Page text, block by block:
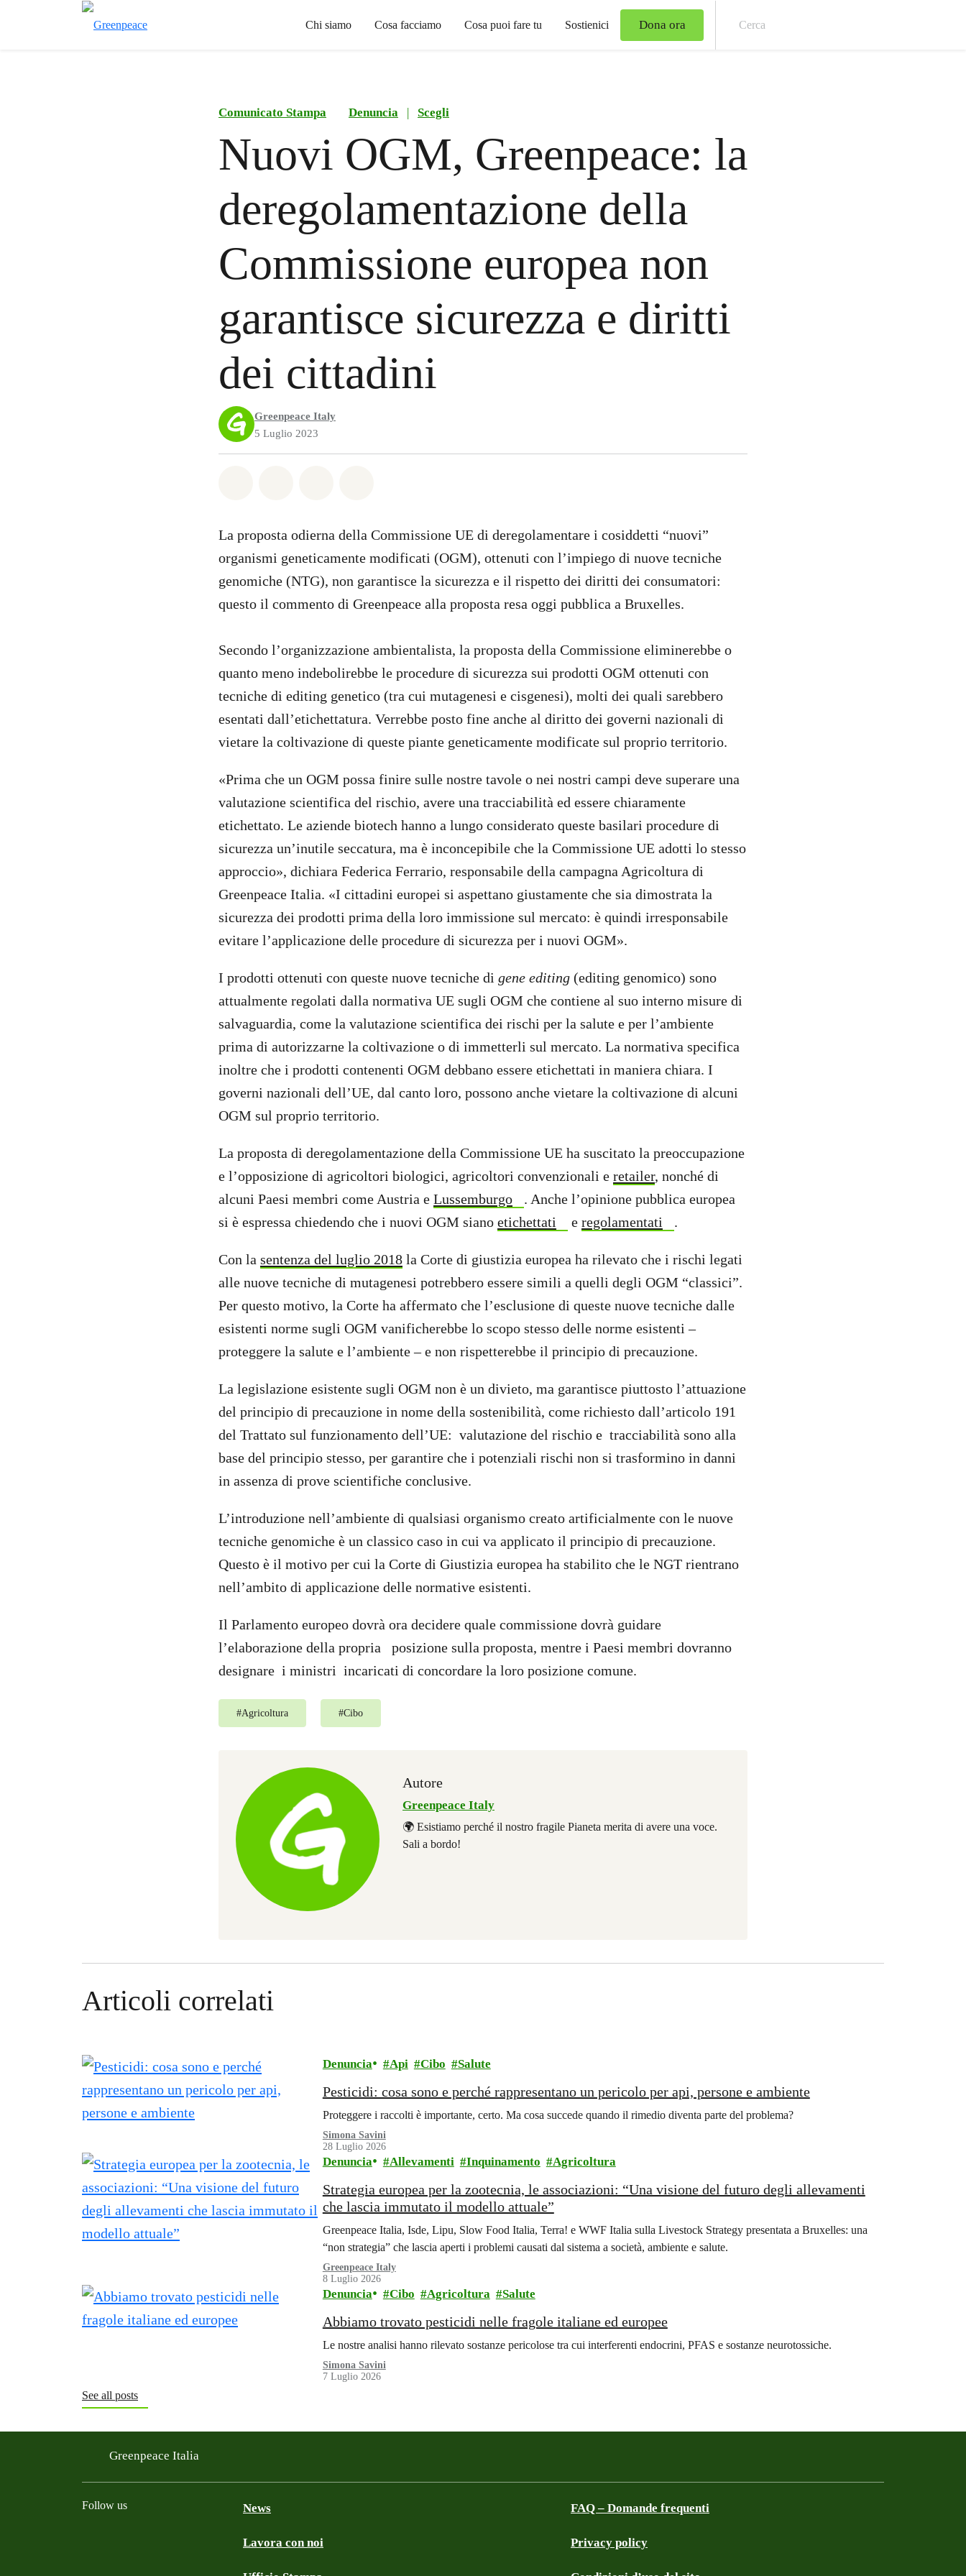
Chi siamo Cosa facciamo Cosa puoi fare tu Sostienici Dona ora
Comunicato Stampa Denuncia | Scegli
Nuovi OGM, Greenpeace: la
deregolamentazione della
Commissione europea non
garantisce sicurezza e diritti
dei cittadini
Greenpeace Italy
5 Luglio 2023
La proposta odierna della Commissione UE di deregolamentare i cosiddetti “nuovi”
organismi geneticamente modificati (OGM), ottenuti con l’impiego di nuove tecniche
genomiche (NTG), non garantisce la sicurezza e il rispetto dei diritti dei consumatori:
questo il commento di Greenpeace alla proposta resa oggi pubblica a Bruxelles.
Secondo l’organizzazione ambientalista, la proposta della Commissione eliminerebbe o
quanto meno indebolirebbe le procedure di sicurezza sui prodotti OGM ottenuti con
tecniche di editing genetico (tra cui mutagenesi e cisgenesi), molti dei quali sarebbero
esentati dall’etichettatura. Verrebbe posto fine anche al diritto dei governi nazionali di
vietare la coltivazione di queste piante geneticamente modificate sul proprio territorio.
«Prima che un OGM possa finire sulle nostre tavole o nei nostri campi deve superare una
valutazione scientifica del rischio, avere una tracciabilità ed essere chiaramente
etichettato. Le aziende biotech hanno a lungo considerato queste basilari procedure di
sicurezza un’inutile seccatura, ma è inconcepibile che la Commissione UE adotti lo stesso
approccio», dichiara Federica Ferrario, responsabile della campagna Agricoltura di
Greenpeace Italia. «I cittadini europei si aspettano giustamente che sia dimostrata la
sicurezza dei prodotti prima della loro immissione sul mercato: è quindi irresponsabile
evitare l’applicazione delle procedure di sicurezza per i nuovi OGM».
I prodotti ottenuti con queste nuove tecniche di gene editing (editing genomico) sono
attualmente regolati dalla normativa UE sugli OGM che contiene al suo interno misure di
salvaguardia, come la valutazione scientifica dei rischi per la salute e per l’ambiente
prima di autorizzarne la coltivazione o di immetterli sul mercato. La normativa specifica
inoltre che i prodotti contenenti OGM debbano essere etichettati in maniera chiara. I
governi nazionali dell’UE, dal canto loro, possono anche vietare la coltivazione di alcuni
OGM sul proprio territorio.
La proposta di deregolamentazione della Commissione UE ha suscitato la preoccupazione
e l’opposizione di agricoltori biologici, agricoltori convenzionali e retailer, nonché di
alcuni Paesi membri come Austria e Lussemburgo
. Anche l’opinione pubblica europea
si è espressa chiedendo che i nuovi OGM siano etichettati e regolamentati .
Con la sentenza del luglio 2018 la Corte di giustizia europea ha rilevato che i rischi legati
alle nuove tecniche di mutagenesi potrebbero essere simili a quelli degli OGM “classici”.
Per questo motivo, la Corte ha affermato che l’esclusione di queste nuove tecniche dalle
esistenti norme sugli OGM vanificherebbe lo scopo stesso delle norme esistenti –
proteggere la salute e l’ambiente – e non rispetterebbe il principio di precauzione.
La legislazione esistente sugli OGM non è un divieto, ma garantisce piuttosto l’attuazione
del principio di precauzione in nome della sostenibilità, come richiesto dall’articolo 191
del Trattato sul funzionamento dell’UE: valutazione del rischio e tracciabilità sono alla
base del principio stesso, per garantire che i potenziali rischi non si trasformino in danni
in assenza di prove scientifiche conclusive.
L’introduzione nell’ambiente di qualsiasi organismo creato artificialmente con le nuove
tecniche genomiche è un classico caso in cui va applicato il principio di precauzione.
Questo è il motivo per cui la Corte di Giustizia europea ha stabilito che le NGT rientrano
nell’ambito di applicazione delle normative esistenti.
Il Parlamento europeo dovrà ora decidere quale commissione dovrà guidare
l’elaborazione della propria posizione sulla proposta, mentre i Paesi membri dovranno
designare i ministri incaricati di concordare la loro posizione comune.
#Agricoltura #Cibo
Autore
Greenpeace Italy
🌍 Esistiamo perché il nostro fragile Pianeta merita di avere una voce.
Sali a bordo!
Articoli correlati
Denuncia Api Cibo Salute
Pesticidi: cosa sono e perché rappresentano un pericolo per api, persone e ambiente
Proteggere i raccolti è importante, certo. Ma cosa succede quando il rimedio diventa parte del problema?
Simona Savini
28 Luglio 2026
Denuncia Allevamenti Inquinamento Agricoltura
Strategia europea per la zootecnia, le associazioni: “Una visione del futuro degli allevamenti
che lascia immutato il modello attuale”
Greenpeace Italia, Isde, Lipu, Slow Food Italia, Terra! e WWF Italia sulla Livestock Strategy presentata a Bruxelles: una
“non strategia” che lascia aperti i problemi causati dal sistema a società, ambiente e salute.
Greenpeace Italy
8 Luglio 2026
Denuncia Cibo Agricoltura Salute
Abbiamo trovato pesticidi nelle fragole italiane ed europee
Le nostre analisi hanno rilevato sostanze pericolose tra cui interferenti endocrini, PFAS e sostanze neurotossiche.
Simona Savini
7 Luglio 2026
See all posts
Greenpeace Italia
Follow us News
Lavora con noi
FAQ – Domande frequenti
Privacy policy